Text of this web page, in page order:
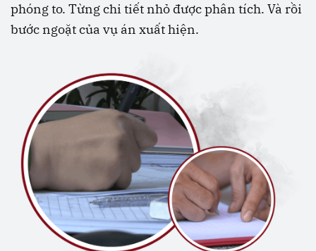
phóng to. Từng chi tiết nhỏ được phân tích. Và rồi
bước ngoặt của vụ án xuất hiện.